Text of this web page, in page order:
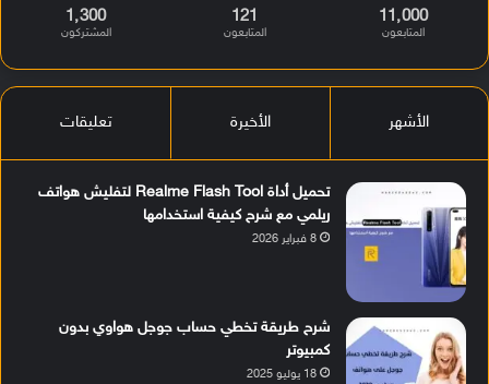
11٬000
المتابعون
121
المتابعون
1٬300
المشتركون
الأشهر الأخيرة تعليقات
تحميل أداة Realme Flash Tool لتفليش هواتف
ريلمي مع شرح كيفية استخدامها
8 فبراير 2026
شرح طريقة تخطي حساب جوجل هواوي بدون
كمبيوتر
18 يوليو 2025